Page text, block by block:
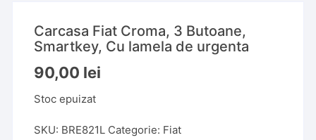
Carcasa Fiat Croma, 3 Butoane,
Smartkey, Cu lamela de urgenta
90,00 lei
Stoc epuizat
SKU: BRE821L Categorie: Fiat